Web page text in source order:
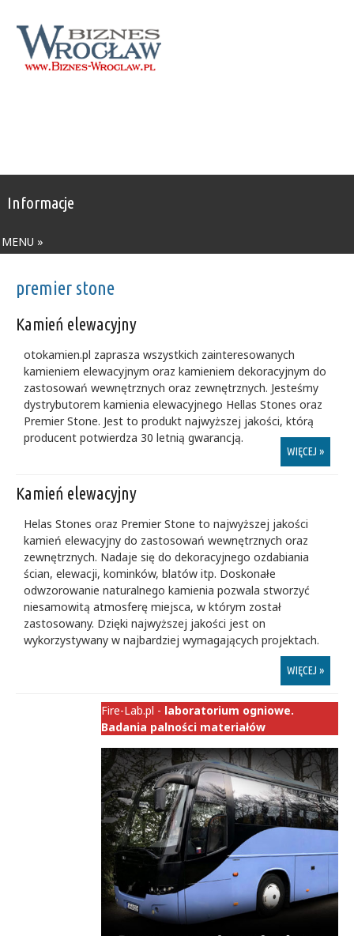
Informacje
MENU »
premier stone
Kamień elewacyjny
otokamien.pl zaprasza wszystkich zainteresowanych
kamieniem elewacyjnym oraz kamieniem dekoracyjnym do
zastosowań wewnętrznych oraz zewnętrznych. Jesteśmy
dystrybutorem kamienia elewacyjnego Hellas Stones oraz
Premier Stone. Jest to produkt najwyższej jakości, którą
producent potwierdza 30 letnią gwarancją.
WIĘCEJ »
Kamień elewacyjny
Helas Stones oraz Premier Stone to najwyższej jakości
kamień elewacyjny do zastosowań wewnętrznych oraz
zewnętrznych. Nadaje się do dekoracyjnego ozdabiania
ścian, elewacji, kominków, blatów itp. Doskonałe
odwzorowanie naturalnego kamienia pozwala stworzyć
niesamowitą atmosferę miejsca, w którym został
zastosowany. Dzięki najwyższej jakości jest on
wykorzystywany w najbardziej wymagających projektach.
WIĘCEJ »
Fire-Lab.pl - laboratorium ogniowe.
Badania palności materiałów